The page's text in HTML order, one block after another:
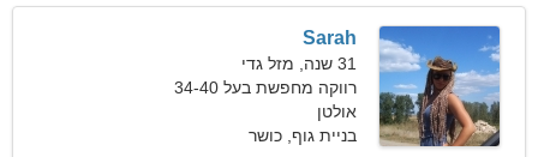
Sarah
31 שנה, מזל גדי
רווקה מחפשת בעל 34-40
אולטן
בניית גוף, כושר